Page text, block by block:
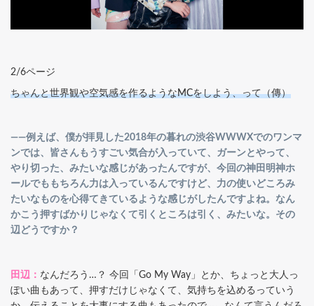
2/6ページ
ちゃんと世界観や空気感を作るようなMCをしよう、って（傳）
――例えば、僕が拝見した2018年の暮れの渋谷WWWXでのワンマ
ンでは、皆さんもうすごい気合が入っていて、ガーンとやって、
やり切った、みたいな感じがあったんですが、今回の神田明神ホ
ールでももちろん力は入っているんですけど、力の使いどころみ
たいなものを心得てきているような感じがしたんですよね。なん
かこう押すばかりじゃなくて引くところは引く、みたいな。その
辺どうですか？
田辺： なんだろう…？ 今回「Go My Way」とか、ちょっと大人っ
ぽい曲もあって、押すだけじゃなくて、気持ちを込めるっていう